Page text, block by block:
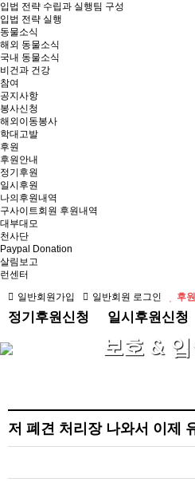
입법 전략 수립과 실행팀 구성
입법 전략 실행
동물소식
해외 동물소식
국내 동물소식
비건과 건강
참여
공지사항
봉사신청
해외이동봉사
학대고발
후원
후원안내
정기후원
일시후원
나의후원내역
구사이트회원 후원내역
대부대모
천사단
Paypal Donation
살림보고
런센터
일반회원가입
일반회원 로그인 후
정기후원신청 일시후원신청
보호 &
저 폐견 처리장 나와서 이제